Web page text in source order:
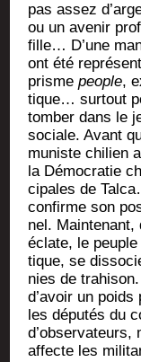
pas assez
ou un ave­nir
fille… D’une
ont été
prismepeople,
tique… sur­tout
tom­ber dans le
sociale. Avant
mu­niste chi­lien
la Démo­cra­tie
ci­pales de
confirme son
nel. Main­te­nant,
éclate, le
tique, se
nies de
d’avoir un
les dépu­tés du
d’observateurs,
affecte les